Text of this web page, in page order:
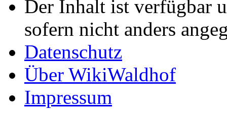
Der Inhalt ist verfügbar
sofern nicht anders
Datenschutz
Über WikiWaldhof
Impressum